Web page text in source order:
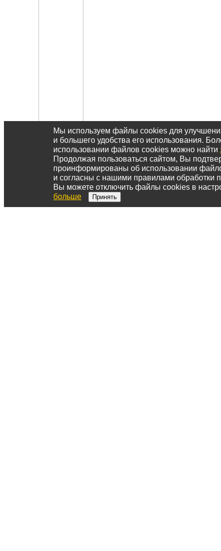
Мы используем файлы cookies для
и большего удобства его использования.
использовании файлов cookies можно найти
Продолжая пользоваться сайтом, Вы
проинформированы об использовании
и согласны с нашими правилами обработки
Вы можете отключить файлы cookies в
больше
Принять